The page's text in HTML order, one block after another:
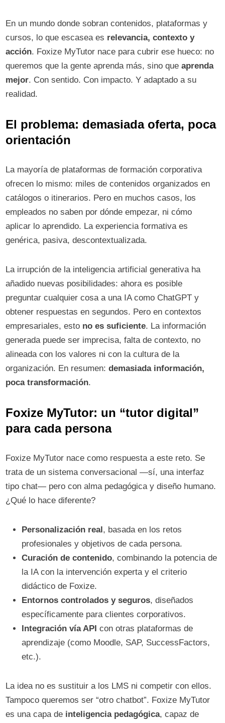
En un mundo donde sobran contenidos, plataformas y
cursos, lo que escasea es relevancia, contexto y
acción. Foxize MyTutor nace para cubrir ese hueco: no
queremos que la gente aprenda más, sino queaprenda
mejor. Con sentido. Con impacto. Y adaptado a su
realidad.
El problema: demasiada oferta, poca
orientación
La mayoría de plataformas de formación corporativa
ofrecen lo mismo: miles de contenidos organizados en
catálogos o itinerarios. Pero en muchos casos, los
empleados no saben por dónde empezar, ni cómo
aplicar lo aprendido. La experiencia formativa es
genérica, pasiva, descontextualizada.
La irrupción de la inteligencia artificial generativa ha
añadido nuevas posibilidades: ahora es posible
preguntar cualquier cosa a una IA como ChatGPT y
obtener respuestas en segundos. Pero en contextos
empresariales, esto no es suficiente. La información
generada puede ser imprecisa, falta de contexto, no
alineada con los valores ni con la cultura de la
organización. En resumen:demasiada información,
poca transformación.
Foxize MyTutor: un “tutor digital”
para cada persona
Foxize MyTutor nace como respuesta a este reto. Se
trata de un sistema conversacional —sí, una interfaz
tipo chat— pero con alma pedagógica y diseño humano.
¿Qué lo hace diferente?
Personalización real, basada en los retos
profesionales y objetivos de cada persona.
Curación de contenido, combinando la potencia de
la IA con la intervención experta y el criterio
didáctico de Foxize.
Entornos controlados y seguros, diseñados
específicamente para clientes corporativos.
Integración vía API con otras plataformas de
aprendizaje (como Moodle, SAP, SuccessFactors,
etc.).
La idea no es sustituir a los LMS ni competir con ellos.
Tampoco queremos ser “otro chatbot”. Foxize MyTutor
es una capa de inteligencia pedagógica, capaz de